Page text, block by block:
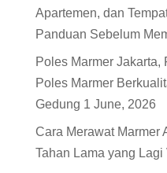
Apartemen, dan
Panduan Sebelum
Poles Marmer
Poles Marmer
Gedung 1 June, 2026
Cara Merawat Marmer
Tahan Lama yang Lagi